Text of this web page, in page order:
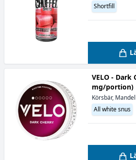
Shortfill
VELO - Dark
mg/portion)
Körsbär, Mandel
All white snus